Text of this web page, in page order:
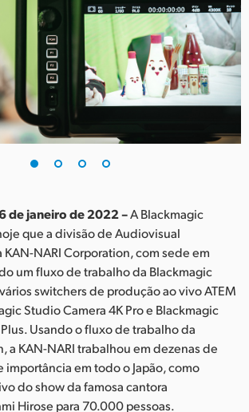
de janeiro de 2022 –A Blackmagic
que a divisão de Audiovisual
NARI Corporation, com sede em
um fluxo de trabalho da Blackmagic
switchers de produção ao vivo ATEM
Studio Camera 4K Pro e Blackmagic
Usando o fluxo de trabalho da
a KAN-NARI trabalhou em dezenas de
em todo o Japão, como
do show da famosa cantora
Hirose para 70.000 pessoas.